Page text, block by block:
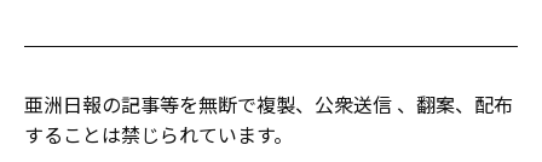
亜洲日報の記事等を無断で複製、公衆送信 、翻案、配布
することは禁じられています。